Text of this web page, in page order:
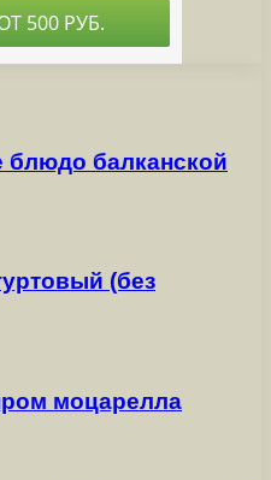
балканской
(без
моцарелла